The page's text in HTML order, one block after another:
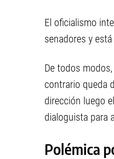
El oficialismo
senadores y
De todos
contrario queda
dirección luego
dialoguista para
Polémica